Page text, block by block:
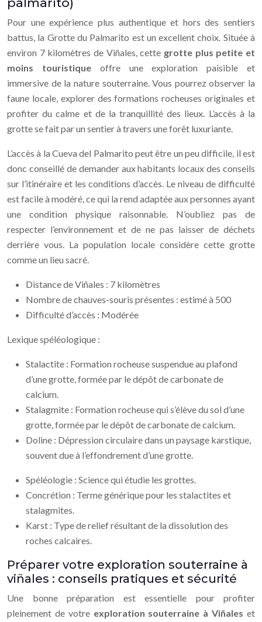
Pour une expérience plus authentique et hors des sentiers
battus, la Grotte du Palmarito est un excellent choix. Située à
environ 7 kilomètres de Viñales, cette grotte plus petite et
moins touristique offre une exploration paisible et
immersive de la nature souterraine. Vous pourrez observer la
faune locale, explorer des formations rocheuses originales et
profiter du calme et de la tranquillité des lieux. L’accès à la
grotte se fait par un sentier à travers une forêt luxuriante.
L’accès à la Cueva del Palmarito peut être un peu difficile, il est
donc conseillé de demander aux habitants locaux des conseils
sur l’itinéraire et les conditions d’accès. Le niveau de difficulté
est facile à modéré, ce qui la rend adaptée aux personnes ayant
une condition physique raisonnable. N’oubliez pas de
respecter l’environnement et de ne pas laisser de déchets
derrière vous. La population locale considère cette grotte
comme un lieu sacré.
Distance de Viñales : 7 kilomètres
Nombre de chauves-souris présentes : estimé à 500
Difficulté d’accès : Modérée
Lexique spéléologique :
Stalactite : Formation rocheuse suspendue au plafond
d’une grotte, formée par le dépôt de carbonate de
calcium.
Stalagmite : Formation rocheuse qui s’élève du sol d’une
grotte, formée par le dépôt de carbonate de calcium.
Doline : Dépression circulaire dans un paysage karstique,
souvent due à l’effondrement d’une grotte.
Spéléologie : Science qui étudie les grottes.
Concrétion : Terme générique pour les stalactites et
stalagmites.
Karst : Type de relief résultant de la dissolution des
roches calcaires.
Préparer votre exploration souterraine à
viñales : conseils pratiques et sécurité
Une bonne préparation est essentielle pour profiter
pleinement de votre exploration souterraine à Viñaleset